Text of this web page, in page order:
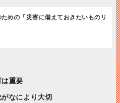
ための「災害に備えておきたいものリ
重要
なにより大切